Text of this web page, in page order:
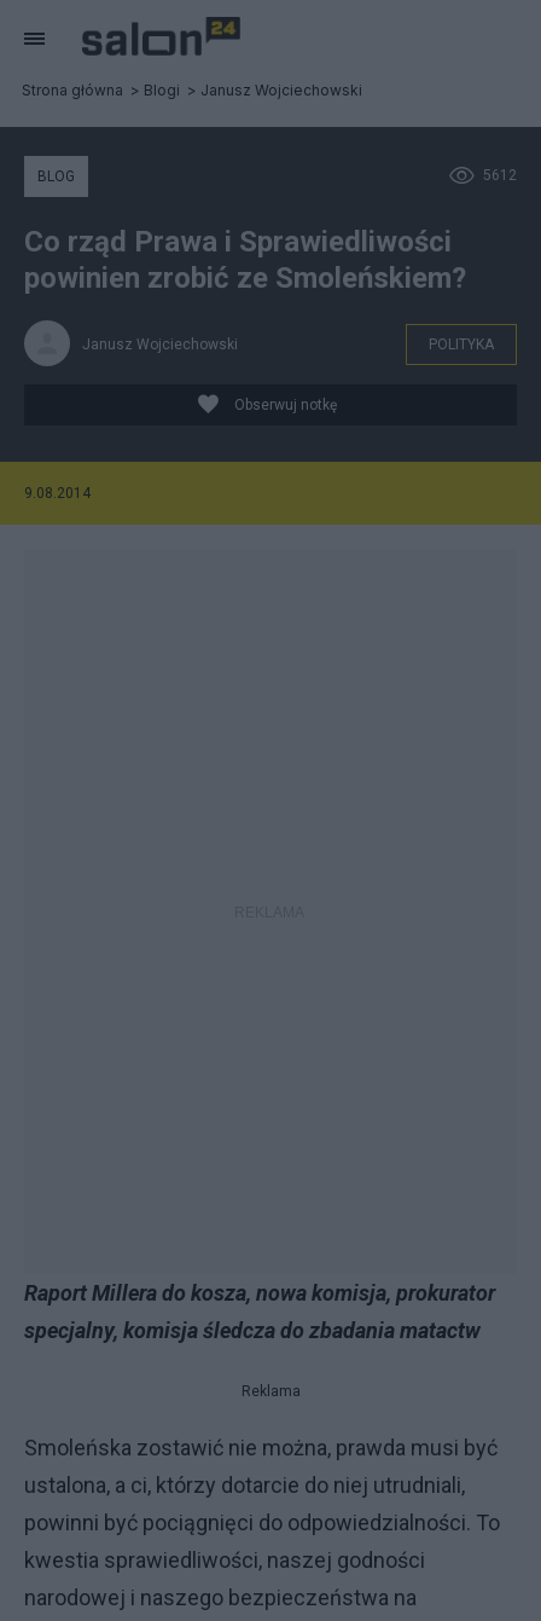
Strona główna Blogi Janusz Wojciechowski
5612
BLOG
Co rząd Prawa i Sprawiedliwości
powinien zrobić ze Smoleńskiem?
Janusz Wojciechowski POLITYKA
Obserwuj notkę
9.08.2014
Raport Millera do kosza, nowa komisja, prokurator
specjalny, komisja śledcza do zbadania matactw
Reklama
Smoleńska zostawić nie można, prawda musi być
ustalona, a ci, którzy dotarcie do niej utrudniali,
powinni być pociągnięci do odpowiedzialności. To
kwestia sprawiedliwości, naszej godności
narodowej i naszego bezpieczeństwa na